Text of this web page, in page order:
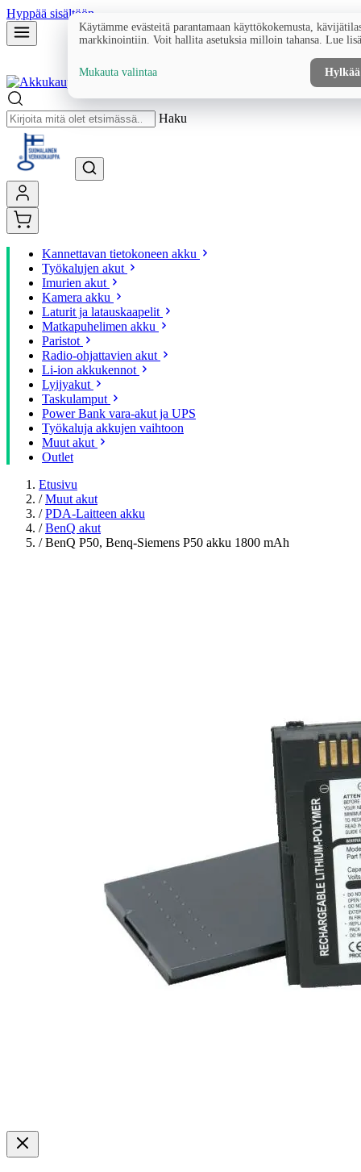
Hyppää sisältöön
Haku
Kannettavan tietokoneen akku
Työkalujen akut
Imurien akut
Kamera akku
Laturit ja latauskaapelit
Matkapuhelimen akku
Paristot
Radio-ohjattavien akut
Li-ion akkukennot
Lyijyakut
Taskulamput
Power Bank vara-akut ja UPS
Työkaluja akkujen vaihtoon
Muut akut
Outlet
Etusivu
/ Muut akut
/ PDA-Laitteen akku
/ BenQ akut
/ BenQ P50, Benq-Siemens P50 akku 1800 mAh
Käytämme evästeitä parantamaan käyttökokemusta,
markkinointiin. Voit hallita asetuksia milloin tahansa. Lue
Mukauta valintaa Hylkää